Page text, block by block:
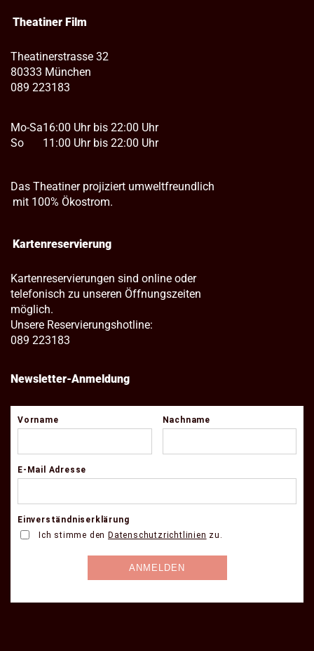
Theatiner Film
Theatinerstrasse 32
80333 München
089 223183
Mo-Sa
So
16:00 Uhr bis 22:00 Uhr
11:00 Uhr bis 22:00 Uhr
Das Theatiner projiziert umweltfreundlich
mit 100% Ökostrom.
Kartenreservierung
Kartenreservierungen sind online oder
telefonisch zu unseren Öffnungszeiten
möglich.
Unsere Reservierungshotline:
089 223183
Newsletter-Anmeldung